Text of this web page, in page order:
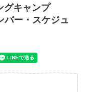
キャンプ
バー・スケジュ